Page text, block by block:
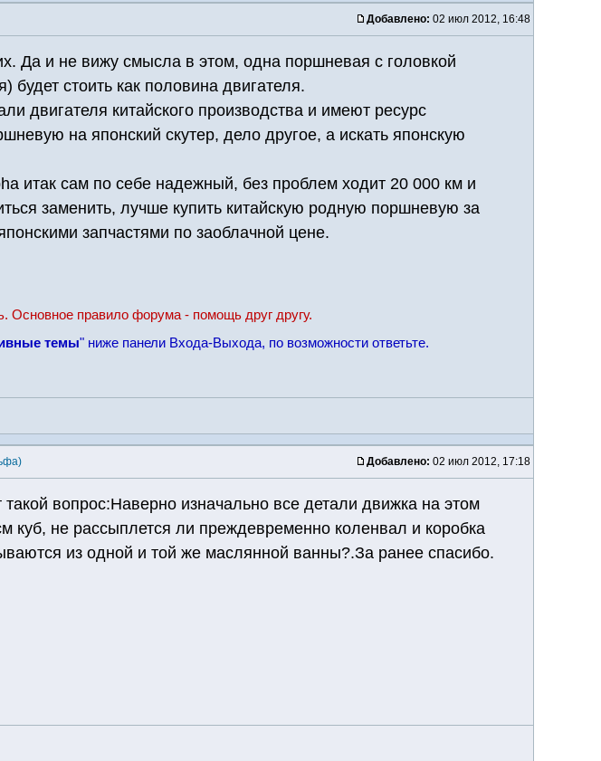
Добавлено: 02 июл 2012, 16:48
Да и не вижу смысла в этом, одна поршневая с головкой
будет стоить как половина двигателя.
двигателя китайского производства и имеют ресурс
на японский скутер, дело другое, а искать японскую
итак сам по себе надежный, без проблем ходит 20 000 км и
заменить, лучше купить китайскую родную поршневую за
запчастями по заоблачной цене.
Основное правило форума - помощь друг другу.
темы" ниже панели Входа-Выхода, по возможности ответьте.
Добавлено: 02 июл 2012, 17:18
вопрос:Наверно изначально все детали движка на этом
не рассыплется ли преждевременно коленвал и коробка
из одной и той же маслянной ванны?.За ранее спасибо.